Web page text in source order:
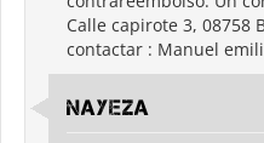
Calle capirote 3, 08758
contactar : Manuel
Nayeza